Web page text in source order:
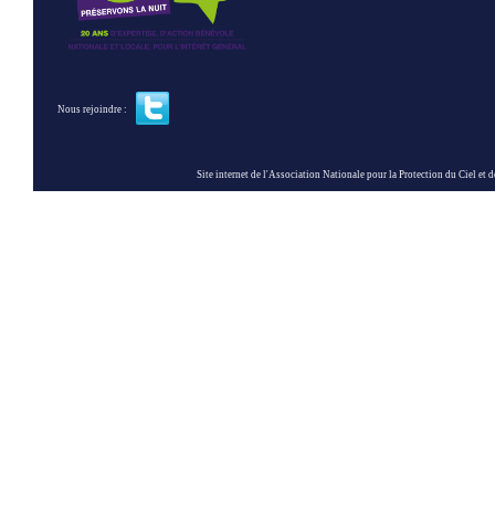
Nous rejoindre :
Site internet de l'Association Nationale pour la Protection du Ciel et de